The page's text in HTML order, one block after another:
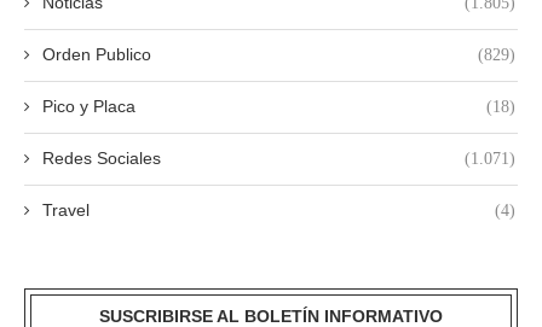
Orden Publico (829)
Pico y Placa (18)
Redes Sociales (1.071)
Travel (4)
SUSCRIBIRSE AL BOLETÍN INFORMATIVO